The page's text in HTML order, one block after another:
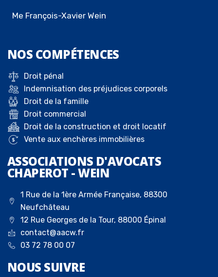
Me François-Xavier Wein
NOS COMPÉTENCES
Droit pénal
Indemnisation des préjudices corporels
Droit de la famille
Droit commercial
Droit de la construction et droit locatif
Vente aux enchères immobilières
ASSOCIATIONS D'AVOCATS
CHAPEROT - WEIN
1 Rue de la 1ère Armée Française, 88300
Neufchâteau
12 Rue Georges de la Tour, 88000 Épinal
contact@aacw.fr
03 72 78 00 07
NOUS SUIVRE